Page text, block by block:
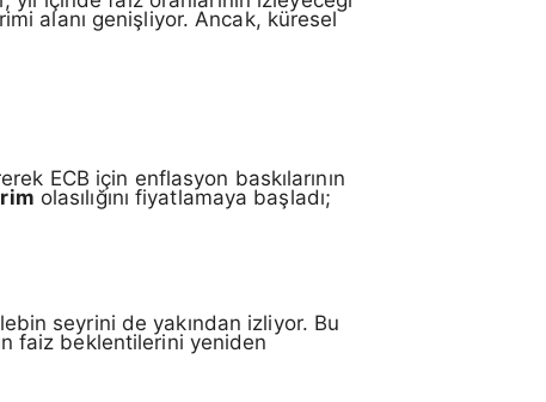
alanı genişliyor. Ancak, küresel
ECB için enflasyon baskılarının
olasılığını fiyatlamaya başladı;
seyrini de yakından izliyor. Bu
faiz beklentilerini yeniden